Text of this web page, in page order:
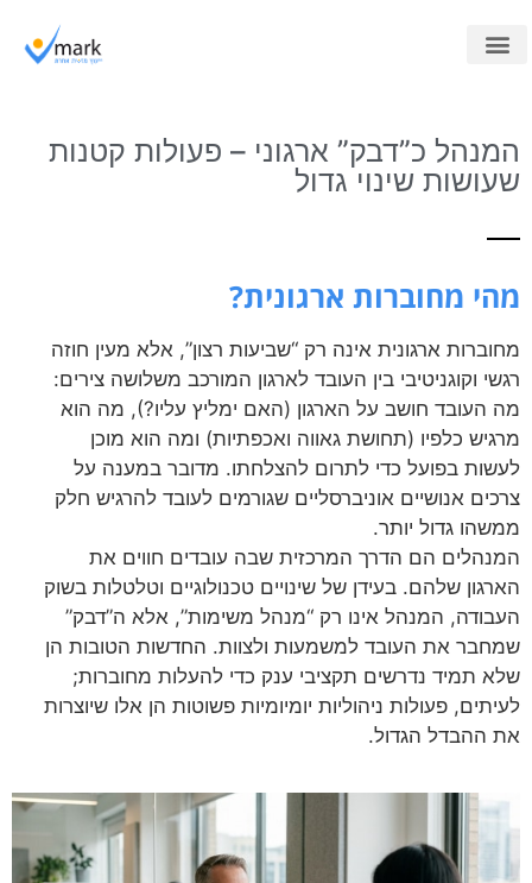
המנהל כ”דבק” ארגוני – פעולות קטנות
שעושות שינוי גדול
מהי מחוברות ארגונית?
מחוברות ארגונית אינה רק “שביעות רצון”, אלא מעין חוזה
רגשי וקוגניטיבי בין העובד לארגון המורכב משלושה צירים:
מה העובד חושב על הארגון (האם ימליץ עליו?), מה הוא
מרגיש כלפיו (תחושת גאווה ואכפתיות) ומה הוא מוכן
לעשות בפועל כדי לתרום להצלחתו. מדובר במענה על
צרכים אנושיים אוניברסליים שגורמים לעובד להרגיש חלק
ממשהו גדול יותר.
המנהלים הם הדרך המרכזית שבה עובדים חווים את
הארגון שלהם. בעידן של שינויים טכנולוגיים וטלטלות בשוק
העבודה, המנהל אינו רק “מנהל משימות”, אלא ה”דבק”
שמחבר את העובד למשמעות ולצוות. החדשות הטובות הן
שלא תמיד נדרשים תקציבי ענק כדי להעלות מחוברות;
לעיתים, פעולות ניהוליות יומיומיות פשוטות הן אלו שיוצרות
את ההבדל הגדול.